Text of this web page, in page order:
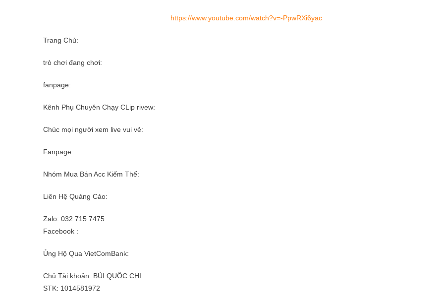
https://www.youtube.com/watch?v=-PpwRXi6yac
Trang Chủ:
trò chơi đang chơi:
fanpage:
Kênh Phụ Chuyên Chạy CLip rivew:
Chúc mọi người xem live vui vẻ:
Fanpage:
Nhóm Mua Bán Acc Kiếm Thế:
Liên Hệ Quảng Cáo:
Zalo: 032 715 7475
Facebook :
Ủng Hộ Qua VietComBank:
Chủ Tài khoản: BÙI QUỐC CHI
STK: 1014581972